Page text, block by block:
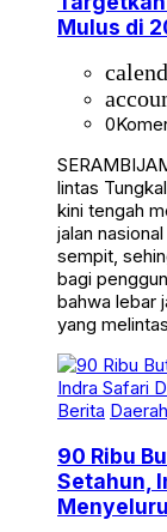
Mulus di
0
lintas
kini tengah
jalan
sempit,
bagi
bahwa lebar
yang
Berita Daerah
90 Ribu
Setahun,